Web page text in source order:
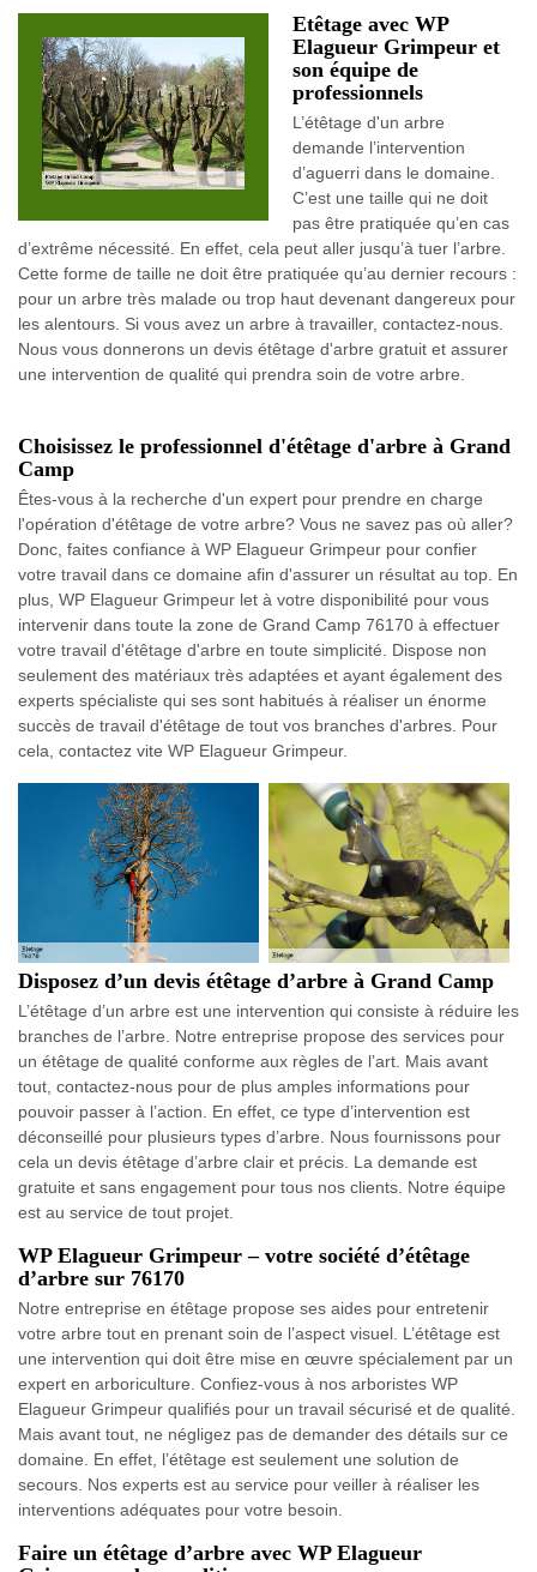
Etêtage avec WP
Elagueur Grimpeur et
son équipe de
professionnels
L’étêtage d'un arbre
demande l’intervention
d’aguerri dans le domaine.
C’est une taille qui ne doit
pas être pratiquée qu’en cas
d’extrême nécessité. En effet, cela peut aller jusqu’à tuer l’arbre.
Cette forme de taille ne doit être pratiquée qu’au dernier recours :
pour un arbre très malade ou trop haut devenant dangereux pour
les alentours. Si vous avez un arbre à travailler, contactez-nous.
Nous vous donnerons un devis étêtage d'arbre gratuit et assurer
une intervention de qualité qui prendra soin de votre arbre.
Choisissez le professionnel d'étêtage d'arbre à Grand
Camp
Êtes-vous à la recherche d'un expert pour prendre en charge
l'opération d'étêtage de votre arbre? Vous ne savez pas où aller?
Donc, faites confiance à WP Elagueur Grimpeur pour confier
votre travail dans ce domaine afin d'assurer un résultat au top. En
plus, WP Elagueur Grimpeur let à votre disponibilité pour vous
intervenir dans toute la zone de Grand Camp 76170 à effectuer
votre travail d'étêtage d'arbre en toute simplicité. Dispose non
seulement des matériaux très adaptées et ayant également des
experts spécialiste qui ses sont habitués à réaliser un énorme
succès de travail d'étêtage de tout vos branches d'arbres. Pour
cela, contactez vite WP Elagueur Grimpeur.
Disposez d’un devis étêtage d’arbre à Grand Camp
L’étêtage d’un arbre est une intervention qui consiste à réduire les
branches de l’arbre. Notre entreprise propose des services pour
un étêtage de qualité conforme aux règles de l’art. Mais avant
tout, contactez-nous pour de plus amples informations pour
pouvoir passer à l’action. En effet, ce type d’intervention est
déconseillé pour plusieurs types d’arbre. Nous fournissons pour
cela un devis étêtage d’arbre clair et précis. La demande est
gratuite et sans engagement pour tous nos clients. Notre équipe
est au service de tout projet.
WP Elagueur Grimpeur – votre société d’étêtage
d’arbre sur 76170
Notre entreprise en étêtage propose ses aides pour entretenir
votre arbre tout en prenant soin de l’aspect visuel. L’étêtage est
une intervention qui doit être mise en œuvre spécialement par un
expert en arboriculture. Confiez-vous à nos arboristes WP
Elagueur Grimpeur qualifiés pour un travail sécurisé et de qualité.
Mais avant tout, ne négligez pas de demander des détails sur ce
domaine. En effet, l’étêtage est seulement une solution de
secours. Nos experts est au service pour veiller à réaliser les
interventions adéquates pour votre besoin.
Faire un étêtage d’arbre avec WP Elagueur